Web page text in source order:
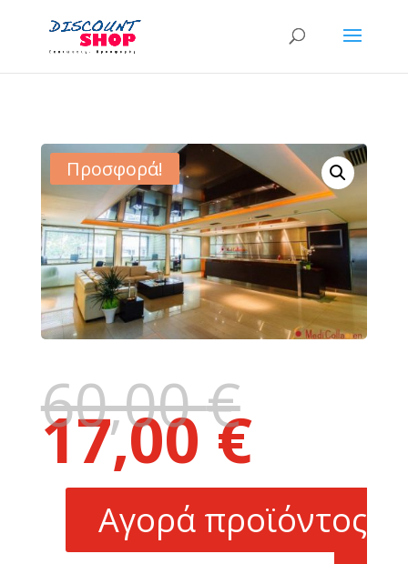
Προσφορά!
60,00€Original
price
was:
60,00 €.
17,00€τιμή
είναι:
17,00 €.
Αγορά προϊόντος